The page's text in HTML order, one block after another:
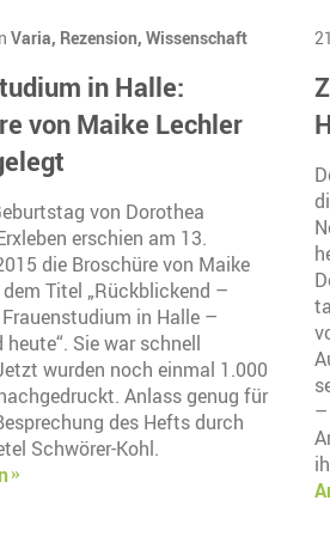
Varia, Rezension, Wissenschaft
in Halle:
von Maike Lechler
von Dorothea
erschien am 13.
die Broschüre von Maike
Titel „Rückblickend –
in Halle –
Sie war schnell
wurden noch einmal 1.000
Anlass genug für
des Hefts durch
Schwörer-Kohl.